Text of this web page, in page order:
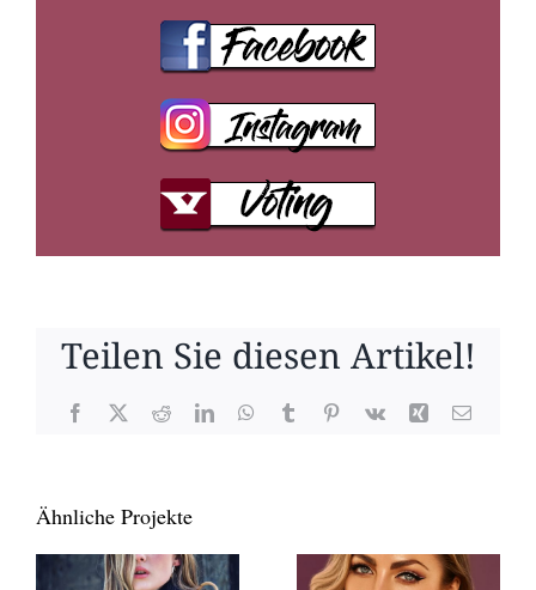
Teilen Sie diesen Artikel!
Facebook
X RedditLinkedInWhatsApp
TumblrPinterest
Vk Xing E-
Ähnliche Projekte